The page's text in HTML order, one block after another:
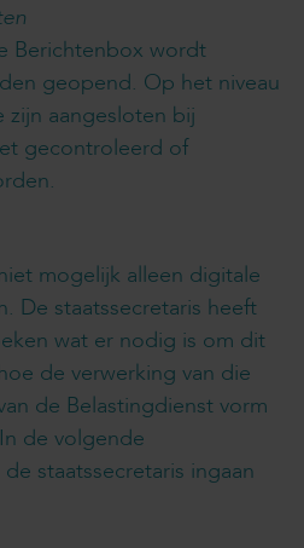
Berichtenbox wordt
geopend. Op het niveau
zijn aangesloten bij
gecontroleerd of
mogelijk alleen digitale
De staatssecretaris heeft
wat er nodig is om dit
de verwerking van die
de Belastingdienst vorm
de volgende
staatssecretaris ingaan